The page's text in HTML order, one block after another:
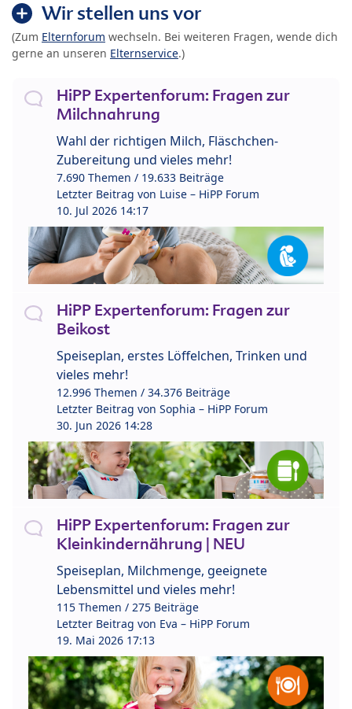
Wir stellen uns vor
(Zum Elternforum wechseln. Bei weiteren Fragen, wende dich
gerne an unseren Elternservice.)
HiPP Expertenforum: Fragen zur
Milchnahrung
Wahl der richtigen Milch, Fläschchen-
Zubereitung und vieles mehr!
7.690 Themen / 19.633 Beiträge
Letzter Beitrag von Luise – HiPP Forum
10. Jul 2026 14:17
HiPP Expertenforum: Fragen zur
Beikost
Speiseplan, erstes Löffelchen, Trinken und
vieles mehr!
12.996 Themen / 34.376 Beiträge
Letzter Beitrag von Sophia – HiPP Forum
30. Jun 2026 14:28
HiPP Expertenforum: Fragen zur
Kleinkindernährung | NEU
Speiseplan, Milchmenge, geeignete
Lebensmittel und vieles mehr!
115 Themen / 275 Beiträge
Letzter Beitrag von Eva – HiPP Forum
19. Mai 2026 17:13